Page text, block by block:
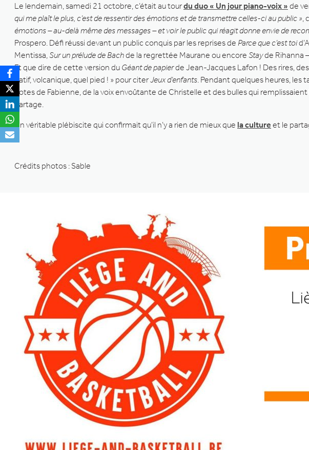
Le lendemain, samedi 21 octobre, c’était au tourdu duo « Un jour piano-voix » de
qui me plaît le plus, c’est de ressentir des émotions et de transmettre celles-ci au public »,
émotions – au-delà même des messages – et voir le public qui réagit donne envie de
Prospero. Défi réussi devant un public conquis par les reprises de Parce que c’est toi
Mentissa,Sur un prélude de Bachde la regrettée Maurane ou encore Stayde Rihanna –
Et que dire de cette version du Géant de papierde Jean-Jacques Lafon ! Des rires,
natif, volcanique, quel pied ! » pour citerJeux d’enfants. Pendant quelques heures, les
notes de Fabienne, de la voix envoûtante de Christelle et des bulles qui
partage.
Un véritable plébiscite qui confirmait qu’il n’y a rien de mieux que la culture et le
Crédits photos : Sable